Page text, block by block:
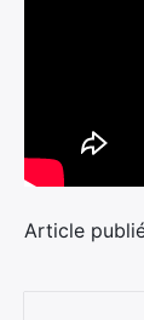
Article